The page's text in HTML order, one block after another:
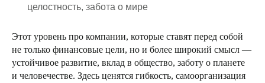
целостность, забота о мире
Этот уровень про компании, которые ставят перед собой
не только финансовые цели, но и более широкий смысл —
устойчивое развитие, вклад в общество, заботу о планете
и человечестве. Здесь ценятся гибкость, самоорганизация